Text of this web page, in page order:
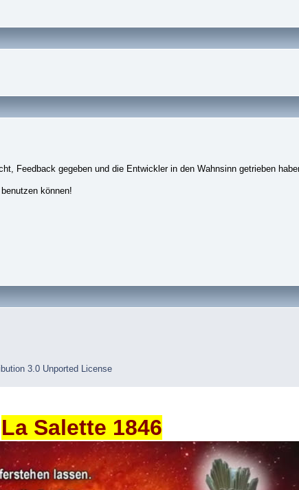
Feedback gegeben und die Entwickler in den Wahnsinn getrieben
können!
3.0 Unported License
La Salette 1846